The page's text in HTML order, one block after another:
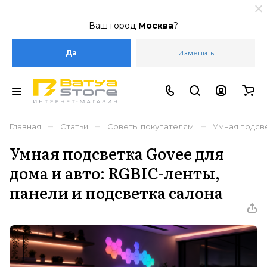
Ваш город Москва?
Да Изменить
Главная – Статьи – Советы покупателям – Умная
Умная подсветка Govee для
дома и авто: RGBIC-ленты,
панели и подсветка салона